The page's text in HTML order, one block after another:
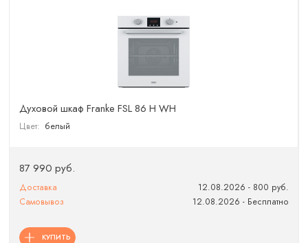
Духовой шкаф Franke FSL 86 H WH
Цвет: белый
87 990 руб.
Доставка
12.08.2026 - 800 руб.
Самовывоз
12.08.2026 - Бесплатно
КУПИТЬ